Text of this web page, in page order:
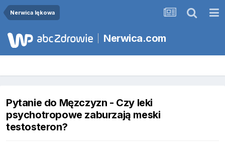
Nerwica lękowa
Nerwica.com
Pytanie do Męzczyzn - Czy leki
psychotropowe zaburzają meski
testosteron?